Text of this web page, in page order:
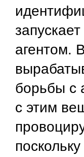
агентом.
борьбы с
с этим